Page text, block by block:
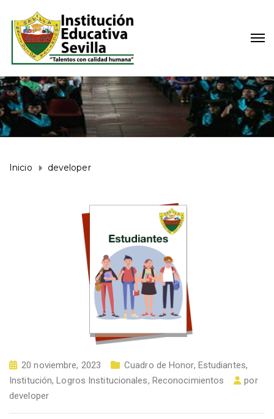
Inicio developer
20 noviembre, 2023 Cuadro de Honor, Estudiantes,
Institución,Logros Institucionales, Reconocimientos
por
developer